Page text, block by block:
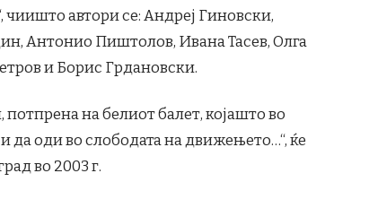
чиишто автори се: Андреј Гиновски,
Aнтонио Пиштолов, Ивана Тасев, Олга
и Борис Грдановски.
на белиот балет, којашто во
да оди во слободата на движењето…“, ќе
во 2003 г.